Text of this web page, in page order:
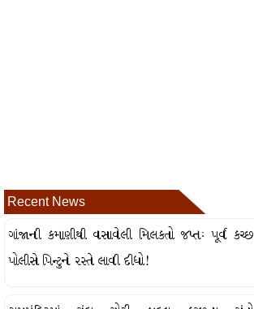
Recent News
ગાંજાની કમાણીથી વસાવેલી મિલકતો જપ્તઃ પૂર્વ કચ્છ
પોલીસે પિન્ટુને રસ્તે લાવી દીધો!